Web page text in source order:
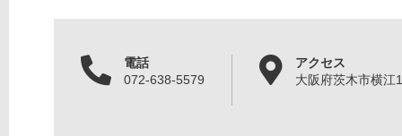
電話
072-638-5579
アクセス
大阪府茨木市横江